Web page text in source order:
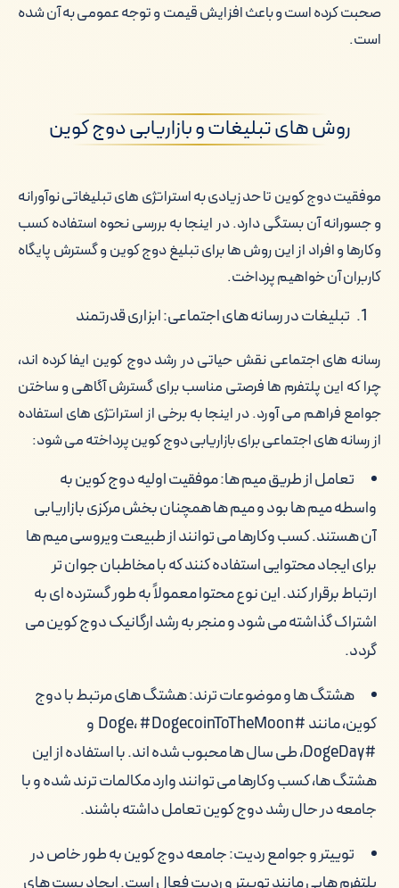
صحبت کرده است و باعث افزایش قیمت و توجه عمومی به آن شده
است.
روش های تبلیغات و بازاریابی دوج کوین
موفقیت دوج کوین تا حد زیادی به استراتژی های تبلیغاتی نوآورانه
و جسورانه آن بستگی دارد. در اینجا به بررسی نحوه استفاده کسب
وکارها و افراد از این روش ها برای تبلیغ دوج کوین و گسترش پایگاه
کاربران آن خواهیم پرداخت.
تبلیغات در رسانه های اجتماعی: ابزاری قدرتمند
رسانه های اجتماعی نقش حیاتی در رشد دوج کوین ایفا کرده اند،
چرا که این پلتفرم ها فرصتی مناسب برای گسترش آگاهی و ساختن
جوامع فراهم می آورد. در اینجا به برخی از استراتژی های استفاده
از رسانه های اجتماعی برای بازاریابی دوج کوین پرداخته می شود:
تعامل از طریق میم ها: موفقیت اولیه دوج کوین به
واسطه میم ها بود و میم ها همچنان بخش مرکزی بازاریابی
آن هستند. کسب وکارها می توانند از طبیعت ویروسی میم ها
برای ایجاد محتوایی استفاده کنند که با مخاطبان جوان تر
ارتباط برقرار کند. این نوع محتوا معمولاً به طور گسترده ای به
اشتراک گذاشته می شود و منجر به رشد ارگانیک دوج کوین می
گردد.
هشتگ ها و موضوعات ترند: هشتگ های مرتبط با دوج
کوین، مانند #Doge، #DogecoinToTheMoon و
#DogeDay، طی سال ها محبوب شده اند. با استفاده از این
هشتگ ها، کسب وکارها می توانند وارد مکالمات ترند شده و با
جامعه در حال رشد دوج کوین تعامل داشته باشند.
توییتر و جوامع ردیت: جامعه دوج کوین به طور خاص در
پلتفرم هایی مانند توییتر و ردیت فعال است. ایجاد پست های